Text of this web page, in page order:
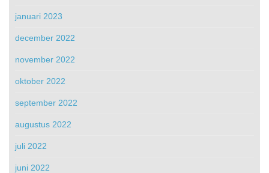
januari 2023
december 2022
november 2022
oktober 2022
september 2022
augustus 2022
juli 2022
juni 2022